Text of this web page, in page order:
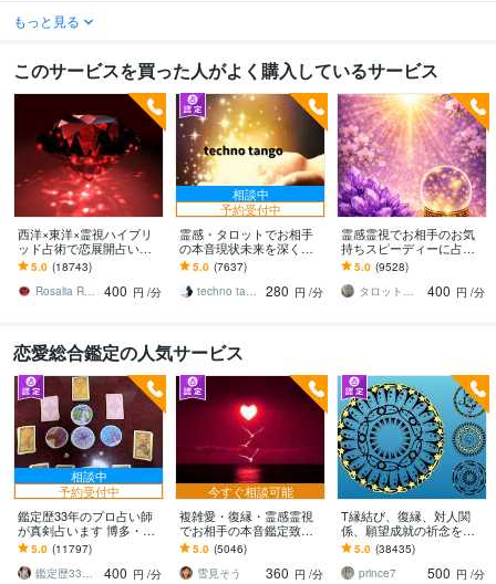
もっと見る
このサービスを買った人がよく購入しているサービス
西洋×東洋×霊視ハイブリ
ッド占術で恋展開占いま
す 恋の現状・進展❤️お相
手の本心に迫ります
5.0 (18743)
Rosalia Rubino
400 円 /分
相談中
予約受付中
霊感・タロットでお相手
の本音現状未来を深く視
ます 恋愛・仕事・家族・
人間関係の本質を見抜き
スピード解決へ
5.0 (7637)
techno tango
280 円 /分
霊感霊視でお相手のお気
持ちスピーディーに占い
ます 魂と深くつながり未
来と真実を霊視で伝え祈
願させて頂きます。
5.0 (9528)
タロット占い胡蝶蘭
400 円 /分
恋愛総合鑑定の人気サービス
相談中
予約受付中
鑑定歴33年のプロ占い師
が真剣占います 博多・廓
屋の純血統占い祈願師
雷鳥
5.0 (11797)
鑑定歴33年のプロ占い師 雷鳥
400 円 /分
今すぐ相談可能
複雑愛・復縁・霊感霊視
でお相手の本音鑑定致し
ます 降りて来た言葉をそ
のままお伝えします。
5.0 (5046)
雪見そう
360 円 /分
T縁結び、復縁、対人関
係、願望成就の祈念を承
ります 対象者の思いと状
況、対象者との対話、祈
念
5.0 (38435)
prince7
500 円 /分